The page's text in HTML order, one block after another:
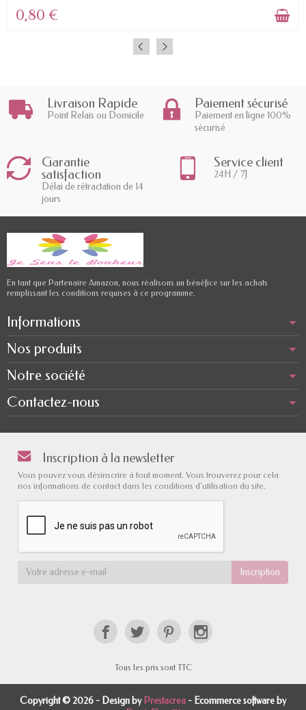
0,80 €
Livraison Rapide
Point Relais ou Domicile
Paiement sécurisé
Paiement en ligne 100%
sécurisé
Garantie
satisfaction
Délai de rétractation de 14
jours
Service client
24H / 7J
En tant que Partenaire Amazon, nous réalisons un bénéfice sur les achats
remplissant les conditions requises à ce programme.
Informations
Nos produits
Notre société
Contactez-nous
Inscription à la newsletter
Vous pouvez vous désinscrire à tout moment. Vous trouverez pour cela
nos informations de contact dans les conditions d'utilisation du site.
Tous les prix sont TTC
Copyright © 2026 - Design by Prestacrea - Ecommerce software by